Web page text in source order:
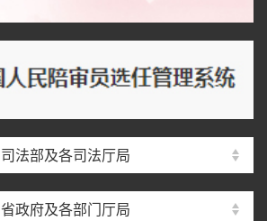
司法部及各司法厅局
省政府及各部门厅局